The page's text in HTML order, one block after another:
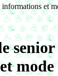
et